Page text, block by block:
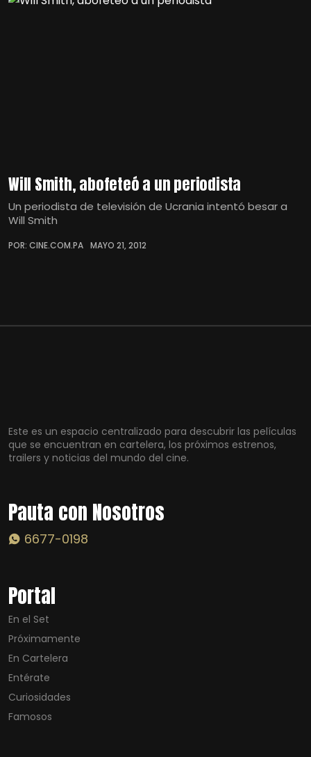
Will Smith, abofeteó a un periodista
Un periodista de televisión de Ucrania intentó besar a
Will Smith
POR: CINE.COM.PA MAYO 21, 2012
Este es un espacio centralizado para descubrir las películas
que se encuentran en cartelera, los próximos estrenos,
trailers y noticias del mundo del cine.
Pauta con Nosotros
6677-0198
Portal
En el Set
Próximamente
En Cartelera
Entérate
Curiosidades
Famosos